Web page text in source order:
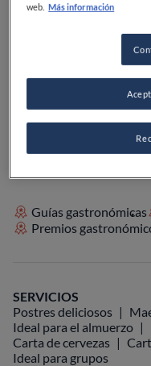
Guías gastronómicas
Premios
SERVICIOS
Postres deliciosos
Ideal para el almuerzo
Carta de cervezas
Ideal para grupos
web. Más información